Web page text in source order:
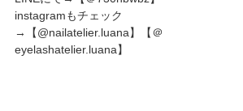
instagramもチェック
→【@nailatelier.luana】【＠
eyelashatelier.luana】